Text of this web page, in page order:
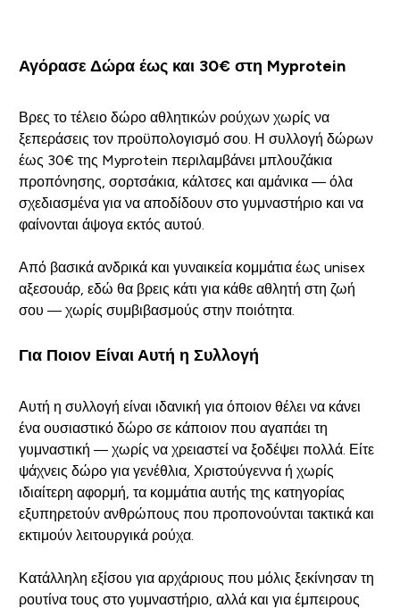
Αγόρασε Δώρα έως και 30€ στη Myprotein
Βρες το τέλειο δώρο αθλητικών ρούχων χωρίς να
ξεπεράσεις τον προϋπολογισμό σου. Η συλλογή δώρων
έως 30€ της Myprotein περιλαμβάνει μπλουζάκια
προπόνησης, σορτσάκια, κάλτσες και αμάνικα — όλα
σχεδιασμένα για να αποδίδουν στο γυμναστήριο και να
φαίνονται άψογα εκτός αυτού.
Από βασικά ανδρικά και γυναικεία κομμάτια έως unisex
αξεσουάρ, εδώ θα βρεις κάτι για κάθε αθλητή στη ζωή
σου — χωρίς συμβιβασμούς στην ποιότητα.
Για Ποιον Είναι Αυτή η Συλλογή
Αυτή η συλλογή είναι ιδανική για όποιον θέλει να κάνει
ένα ουσιαστικό δώρο σε κάποιον που αγαπάει τη
γυμναστική — χωρίς να χρειαστεί να ξοδέψει πολλά. Είτε
ψάχνεις δώρο για γενέθλια, Χριστούγεννα ή χωρίς
ιδιαίτερη αφορμή, τα κομμάτια αυτής της κατηγορίας
εξυπηρετούν ανθρώπους που προπονούνται τακτικά και
εκτιμούν λειτουργικά ρούχα.
Κατάλληλη εξίσου για αρχάριους που μόλις ξεκίνησαν τη
ρουτίνα τους στο γυμναστήριο, αλλά και για έμπειρους